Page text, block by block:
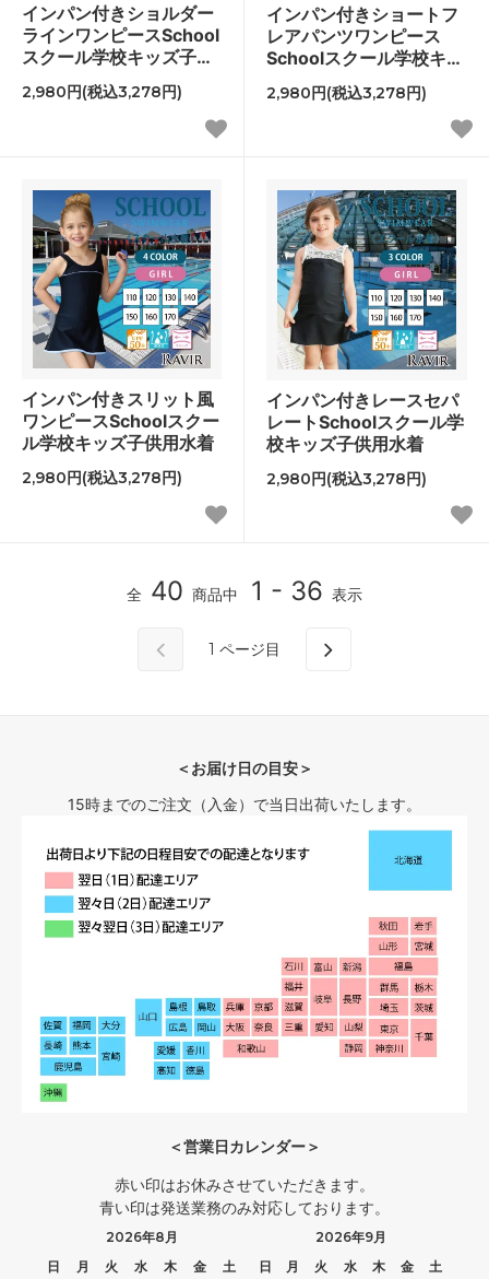
インパン付きショルダー
ラインワンピースSchool
スクール学校キッズ子供
2,980円(税込3,278円)
インパン付きショートフ
レアパンツワンピース
Schoolスクール学校キッ
2,980円(税込3,278円)
インパン付きスリット風
ワンピースSchoolスクー
ル学校キッズ子供用水着
2,980円(税込3,278円)
インパン付きレースセパ
レートSchoolスクール学
校キッズ子供用水着
2,980円(税込3,278円)
全 40 商品中 1 - 36 表示
1 ページ目
＜お届け日の目安＞
15時までのご注文（入金）で当日出荷いたします。
＜営業日カレンダー＞
赤い印はお休みさせていただきます。
青い印は発送業務のみ対応しております。
2026年8月
日
月 火 水 木 金
土
2026年9月
日
月 火 水 木 金
土